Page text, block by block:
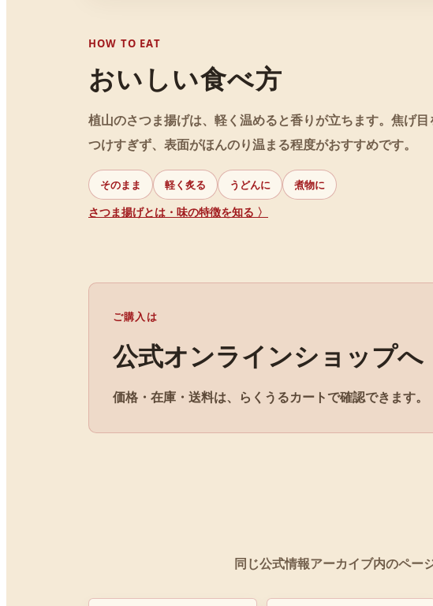
HOW TO EAT
おいしい食べ方
植山のさつま揚げは、軽く温めると香りが立ちます。焦げ目
つけすぎず、表面がほんのり温まる程度がおすすめです。
そのまま 軽く炙る うどんに 煮物に
さつま揚げとは・味の特徴を知る 〉
ご購入は
公式オンラインショップへ
価格・在庫・送料は、らくうるカートで確認できます。
同じ公式情報アーカイブ内のペー